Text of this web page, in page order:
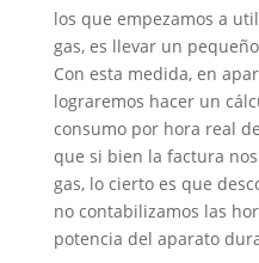
los que empezamos a
gas, es llevar un
Con esta medida, en
lograremos hacer un
consumo por hora real
que si bien la factura
gas, lo cierto es que
no contabilizamos las
potencia del aparato